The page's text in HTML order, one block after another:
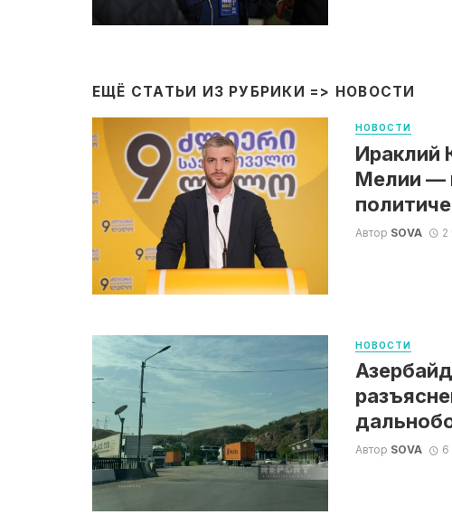
ЕЩЁ СТАТЬИ ИЗ РУБРИКИ => НОВОСТИ
НОВОСТИ
Ираклий
Мелии —
Автор SOVA 2
НОВОСТИ
Автор SOVA 6